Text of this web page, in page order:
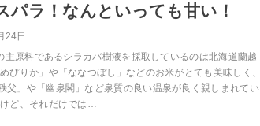
パラ！なんといっても甘い！
24日
主原料であるシラカバ樹液を採取しているのは北海道蘭越
ぴりか」や「ななつぼし」などのお米がとても美味しく、
父」や「幽泉閣」など泉質の良い温泉が良く親しまれてい
ど、それだけでは…